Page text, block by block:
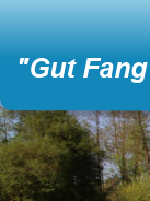
"Gut